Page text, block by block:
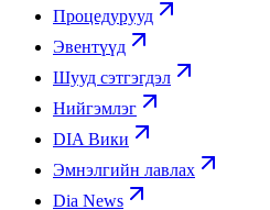
Процедурууд
Эвентүүд
Шууд сэтгэгдэл
Нийгэмлэг
DIA Вики
Эмнэлгийн лавлах
Dia News